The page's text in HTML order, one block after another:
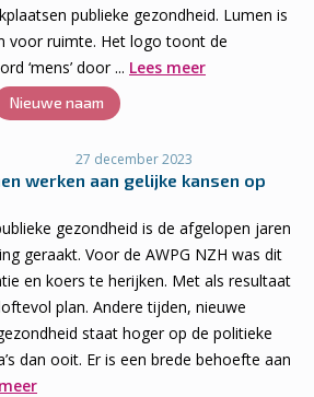
publieke gezondheid. Lumen is
voor ruimte. Het logo toont de
‘mens’ door ... Lees meer
Nieuwe naam
27 december 2023
werken aan gelijke kansen op
gezondheid is de afgelopen jaren
geraakt. Voor de AWPG NZH was dit
en koers te herijken. Met als resultaat
plan. Andere tijden, nieuwe
staat hoger op de politieke
dan ooit. Er is een brede behoefte aan